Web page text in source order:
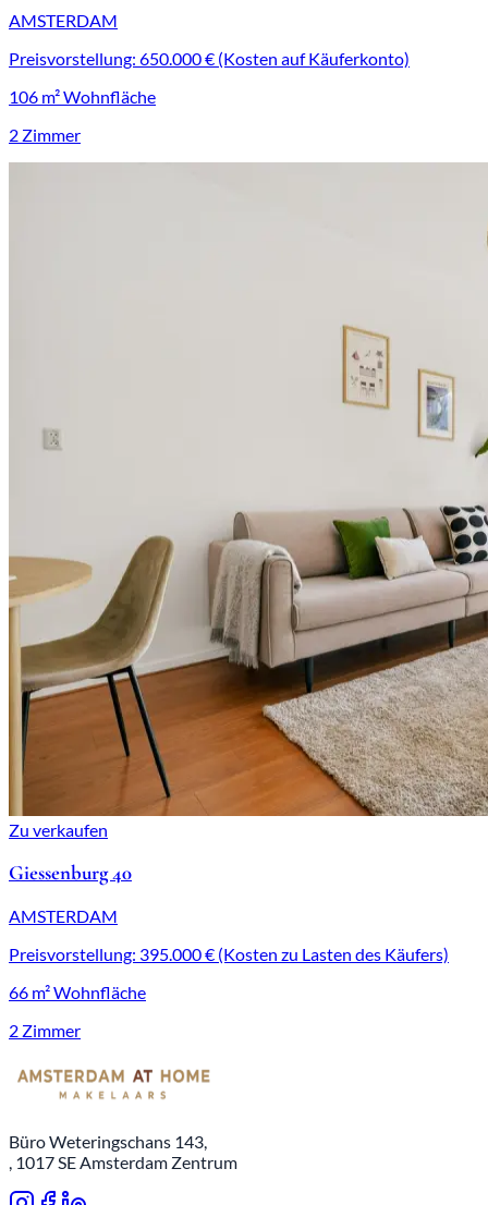
AMSTERDAM
Preisvorstellung: 650.000 € (Kosten auf Käuferkonto)
106 m² Wohnfläche
2 Zimmer
Zu verkaufen
Giessenburg 40
AMSTERDAM
Preisvorstellung: 395.000 € (Kosten zu Lasten des Käufers)
66 m² Wohnfläche
2 Zimmer
Büro Weteringschans 143,
, 1017 SE Amsterdam Zentrum